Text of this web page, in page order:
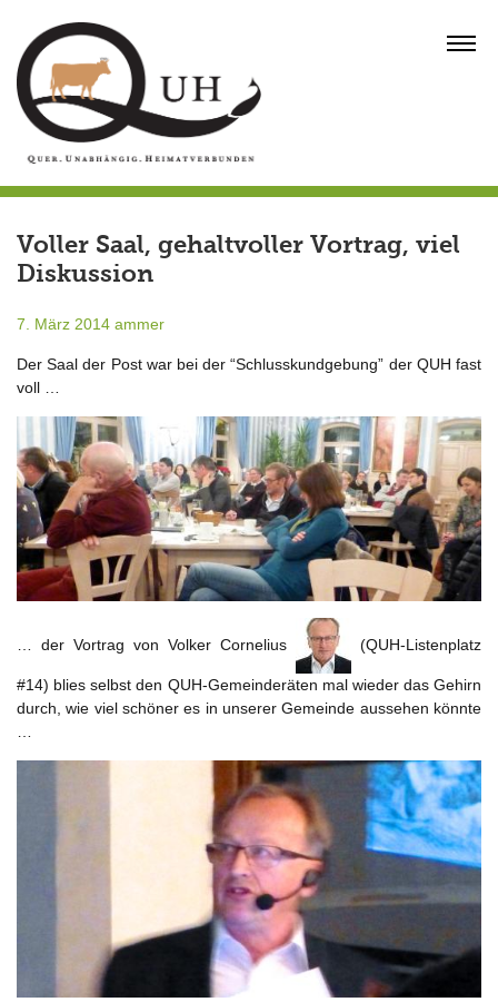
content
Voller Saal, gehaltvoller Vortrag, viel
Diskussion
7. März 2014 ammer
Der Saal der Post war bei der “Schlusskundgebung” der QUH fast
voll …
… der Vortrag von Volker Cornelius (QUH-Listenplatz
#14) blies selbst den QUH-Gemeinderäten mal wieder das Gehirn
durch, wie viel schöner es in unserer Gemeinde aussehen könnte